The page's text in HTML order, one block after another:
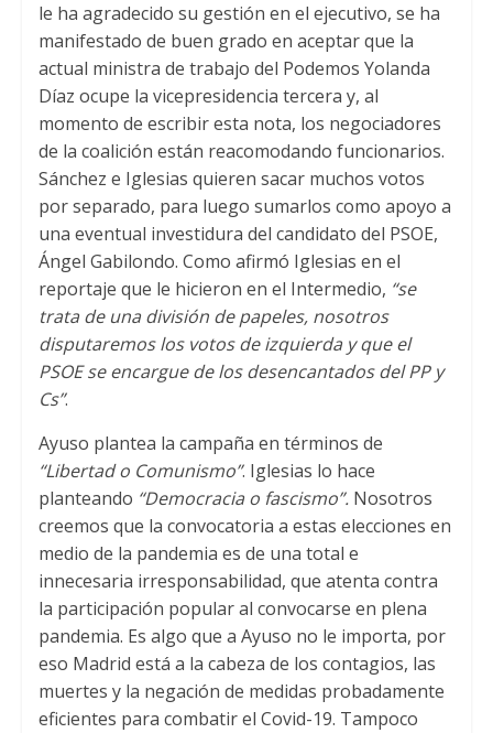
le ha agradecido su gestión en el ejecutivo, se ha
manifestado de buen grado en aceptar que la
actual ministra de trabajo del Podemos Yolanda
Díaz ocupe la vicepresidencia tercera y, al
momento de escribir esta nota, los negociadores
de la coalición están reacomodando funcionarios.
Sánchez e Iglesias quieren sacar muchos votos
por separado, para luego sumarlos como apoyo a
una eventual investidura del candidato del PSOE,
Ángel Gabilondo. Como afirmó Iglesias en el
reportaje que le hicieron en el Intermedio, “se
trata de una división de papeles, nosotros
disputaremos los votos de izquierda y que el
PSOE se encargue de los desencantados del PP y
Cs”.
Ayuso plantea la campaña en términos de
“Libertad o Comunismo”. Iglesias lo hace
planteando “Democracia o fascismo”. Nosotros
creemos que la convocatoria a estas elecciones en
medio de la pandemia es de una total e
innecesaria irresponsabilidad, que atenta contra
la participación popular al convocarse en plena
pandemia. Es algo que a Ayuso no le importa, por
eso Madrid está a la cabeza de los contagios, las
muertes y la negación de medidas probadamente
eficientes para combatir el Covid-19. Tampoco